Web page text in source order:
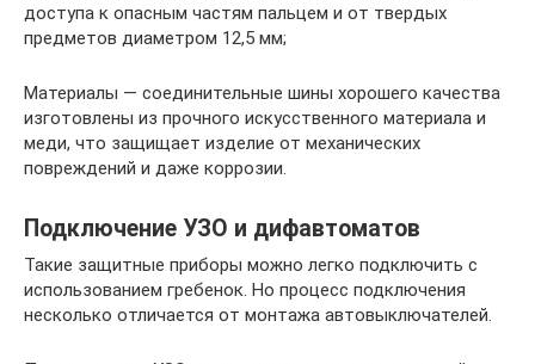
доступа к опасным частям пальцем и от твердых
предметов диаметром 12,5 мм;
Материалы — соединительные шины хорошего качества
изготовлены из прочного искусственного материала и
меди, что защищает изделие от механических
повреждений и даже коррозии.
Подключение УЗО и дифавтоматов
Такие защитные приборы можно легко подключить с
использованием гребенок. Но процесс подключения
несколько отличается от монтажа автовыключателей.